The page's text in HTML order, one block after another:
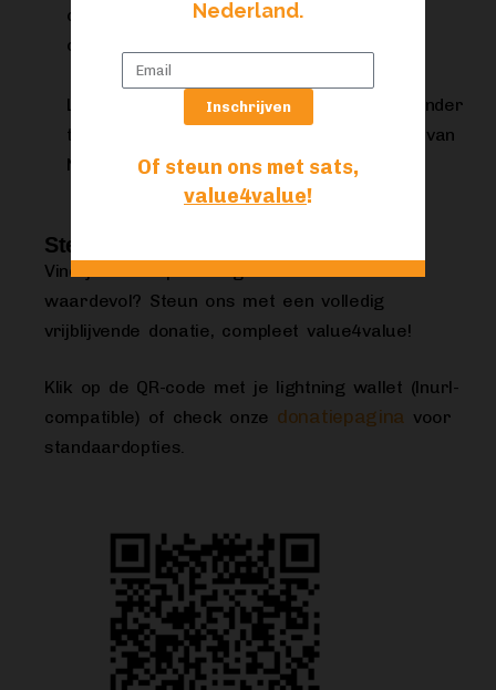
censuurvrij te houden is nostr de beste
oplossing! Hij noemt deze dienst
Lees snel verder, om je weer helemaal onder
te dompelen in de laatste ontwikkelingen van
Nostr!
Steun Focus!
Vind je deze open en gratis Focus-editie
waardevol? Steun ons met een volledig
vrijblijvende donatie, compleet value4value!
Klik op de QR-code met je lightning wallet (lnurl-
compatible) of check onze donatiepagina voor
standaardopties.
Nederland.
Inschrijven
Of steun ons met sats,
value4value!